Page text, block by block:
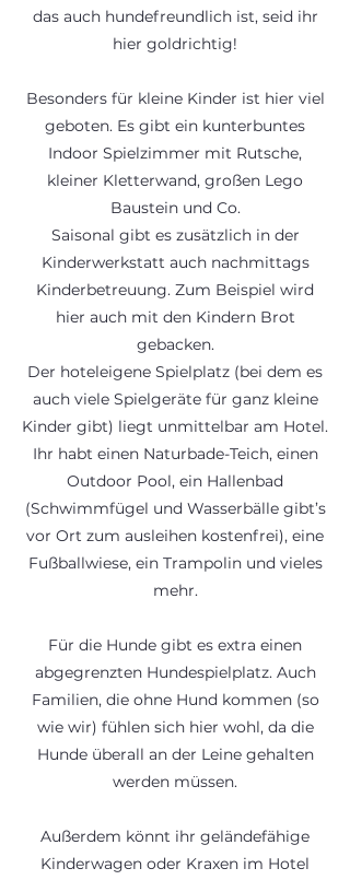
das auch hundefreundlich ist, seid ihr
hier goldrichtig!
Besonders für kleine Kinder ist hier viel
geboten. Es gibt ein kunterbuntes
Indoor Spielzimmer mit Rutsche,
kleiner Kletterwand, großen Lego
Baustein und Co.
Saisonal gibt es zusätzlich in der
Kinderwerkstatt auch nachmittags
Kinderbetreuung. Zum Beispiel wird
hier auch mit den Kindern Brot
gebacken.
Der hoteleigene Spielplatz (bei dem es
auch viele Spielgeräte für ganz kleine
Kinder gibt) liegt unmittelbar am Hotel.
Ihr habt einen Naturbade-Teich, einen
Outdoor Pool, ein Hallenbad
(Schwimmfügel und Wasserbälle gibt’s
vor Ort zum ausleihen kostenfrei), eine
Fußballwiese, ein Trampolin und vieles
mehr.
Für die Hunde gibt es extra einen
abgegrenzten Hundespielplatz. Auch
Familien, die ohne Hund kommen (so
wie wir) fühlen sich hier wohl, da die
Hunde überall an der Leine gehalten
werden müssen.
Außerdem könnt ihr geländefähige
Kinderwagen oder Kraxen im Hotel